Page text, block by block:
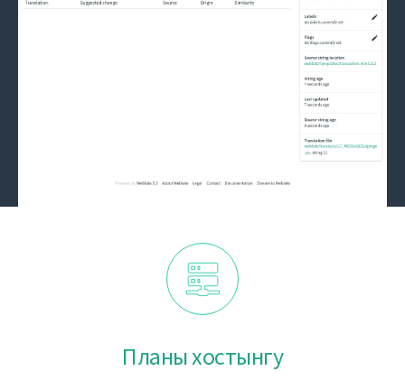
Планы хостынгу